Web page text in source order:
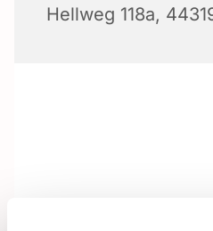
Hellweg 118a,